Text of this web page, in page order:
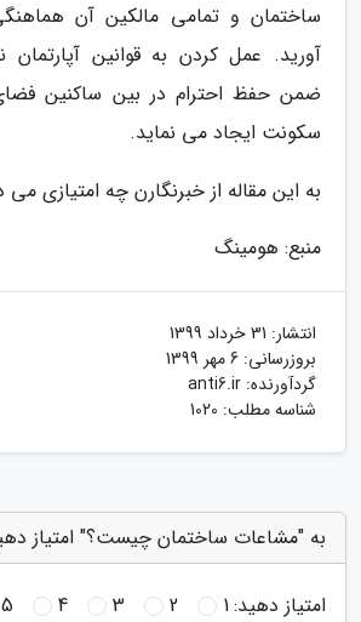
ساختمان و تمامی مالکین آن
آورید. عمل کردن به قوانین
ضمن حفظ احترام در بین ساکنین
سکونت ایجاد می نماید.
به این مقاله از خبرنگارن چه امتیازی
منبع: هومینگ
انتشار: 31 خرداد 1399
بروزرسانی: 6 مهر 1399
گردآورنده: anti6.ir
شناسه مطلب: 1020
به "مشاعات ساختمان چیست؟" امتیاز
امتیاز دهید:1
2
3
4
5